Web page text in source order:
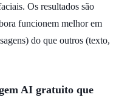
Os resultados são
funcionem melhor em
do que outros (texto,
AI gratuito que